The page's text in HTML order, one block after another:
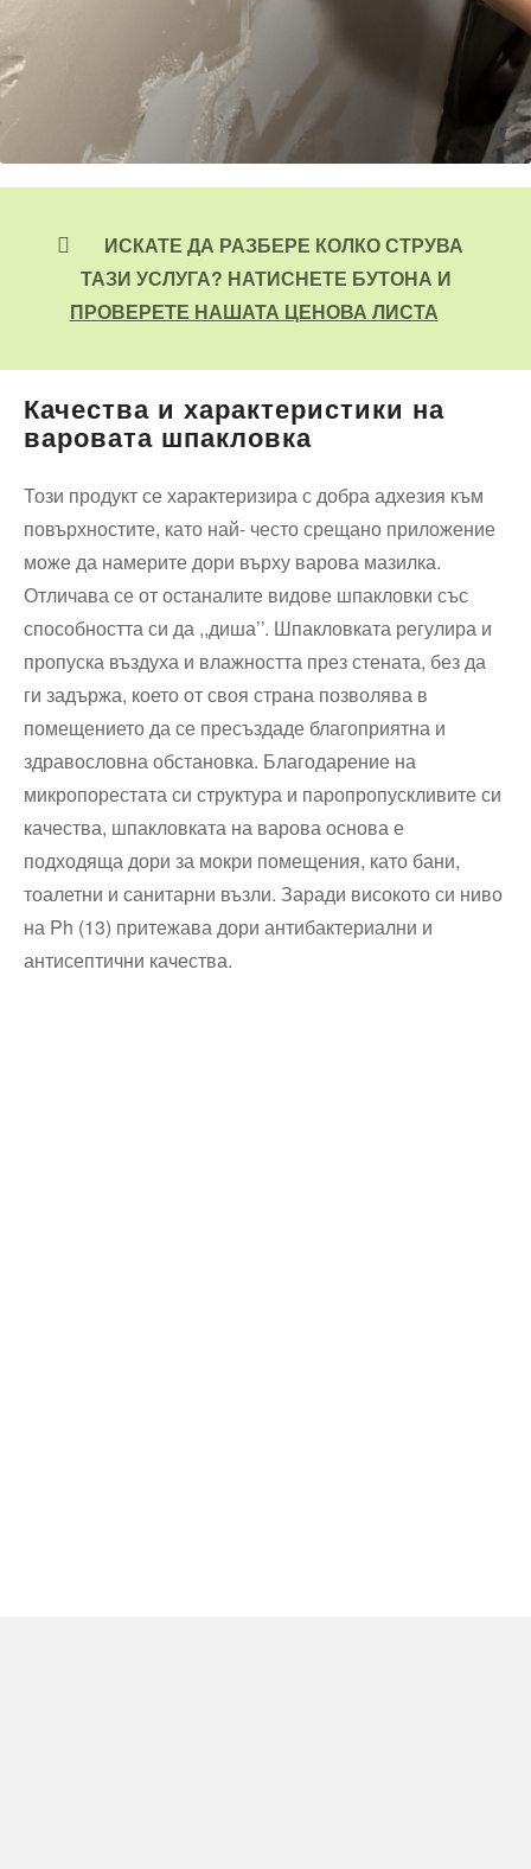
ИСКАТЕ ДА РАЗБЕРЕ КОЛКО СТРУВА
ТАЗИ УСЛУГА? НАТИСНЕТЕ БУТОНА И
ПРОВЕРЕТЕ НАШАТА ЦЕНОВА ЛИСТА
Качества и характеристики на
варовата шпакловка
Този продукт се характеризира с добра адхезия към
повърхностите, като най- често срещано приложение
може да намерите дори върху варова мазилка.
Отличава се от останалите видове шпакловки със
способността си да ,,диша’’. Шпакловката регулира и
пропуска въздуха и влажността през стената, без да
ги задържа, което от своя страна позволява в
помещението да се пресъздаде благоприятна и
здравословна обстановка. Благодарение на
микропорестата си структура и паропропускливите си
качества, шпакловката на варова основа е
подходяща дори за мокри помещения, като бани,
тоалетни и санитарни възли. Заради високото си ниво
на Ph (13) притежава дори антибактериални и
антисептични качества.